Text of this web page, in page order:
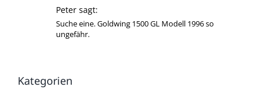
Peter sagt:
Suche eine. Goldwing 1500 GL Modell 1996 so
ungefähr.
Kategorien